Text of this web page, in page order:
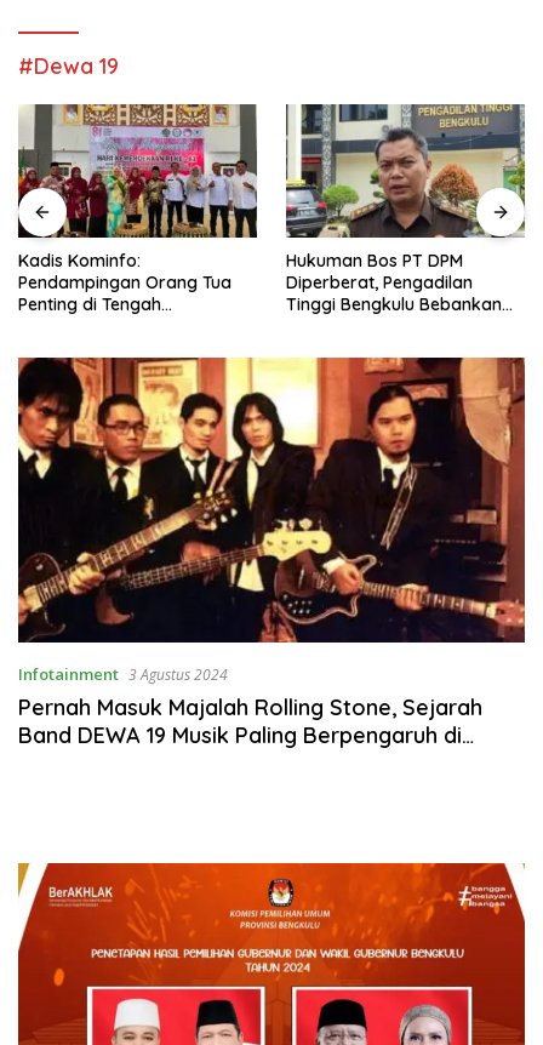
#Dewa 19
Kadis Kominfo:
Pendampingan Orang Tua
Penting di Tengah
Hukuman Bos PT DPM
Diperberat, Pengadilan
Tinggi Bengkulu Bebankan
Infotainment 3 Agustus 2024
Pernah Masuk Majalah Rolling Stone, Sejarah
Band DEWA 19 Musik Paling Berpengaruh di